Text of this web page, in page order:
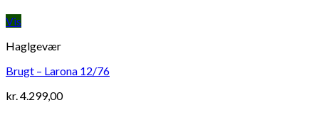
Vis
Haglgevær
Brugt – Larona 12/76
kr.4.299,00